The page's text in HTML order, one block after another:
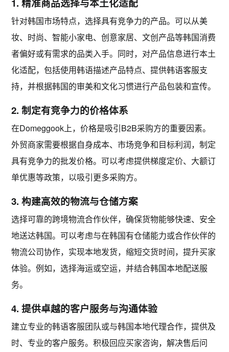
针对韩国市场特点，选择具有竞争力的产品。可以从美
妆、时尚、智能小家电、创意家居、文创产品等韩国消费
者偏好或有需求的品类入手。同时，对产品信息进行本土
化适配，包括使用韩语描述产品特点、提供韩语客服支
持，并根据韩国的审美和文化习惯进行产品包装和宣传。
2. 制定有竞争力的价格体系
在Domeggook上，价格是吸引B2B采购方的重要因素。
外贸商家需要根据自身成本、市场竞争和目标利润，制定
具有竞争力的批发价格。可以考虑提供梯度定价、大额订
单优惠等政策，以吸引更多采购方。
3. 构建高效的物流与仓储方案
选择可靠的跨境物流合作伙伴，确保货物能够快速、安全
地送达韩国。可以考虑与在韩国有仓储能力或合作伙伴的
物流公司协作，实现本地发货，缩短交货时间，提升买家
体验。例如，选择海运或空运，并结合韩国本地配送服
务。
4. 提供卓越的客户服务与沟通体验
建立专业的韩语客服团队或与韩国本地代理合作，提供及
时、专业的客户服务。积极回应买家咨询，解决售后问